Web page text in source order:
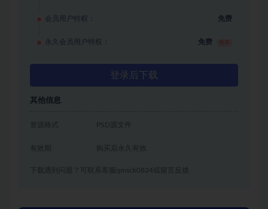
会员用户特权： 免费
永久会员用户特权： 免费
登录后下载
其他信息
资源格式 PSD源文件
有效期 购买后永久有效
下载遇到问题？可联系客服qmsck0824或留言反馈